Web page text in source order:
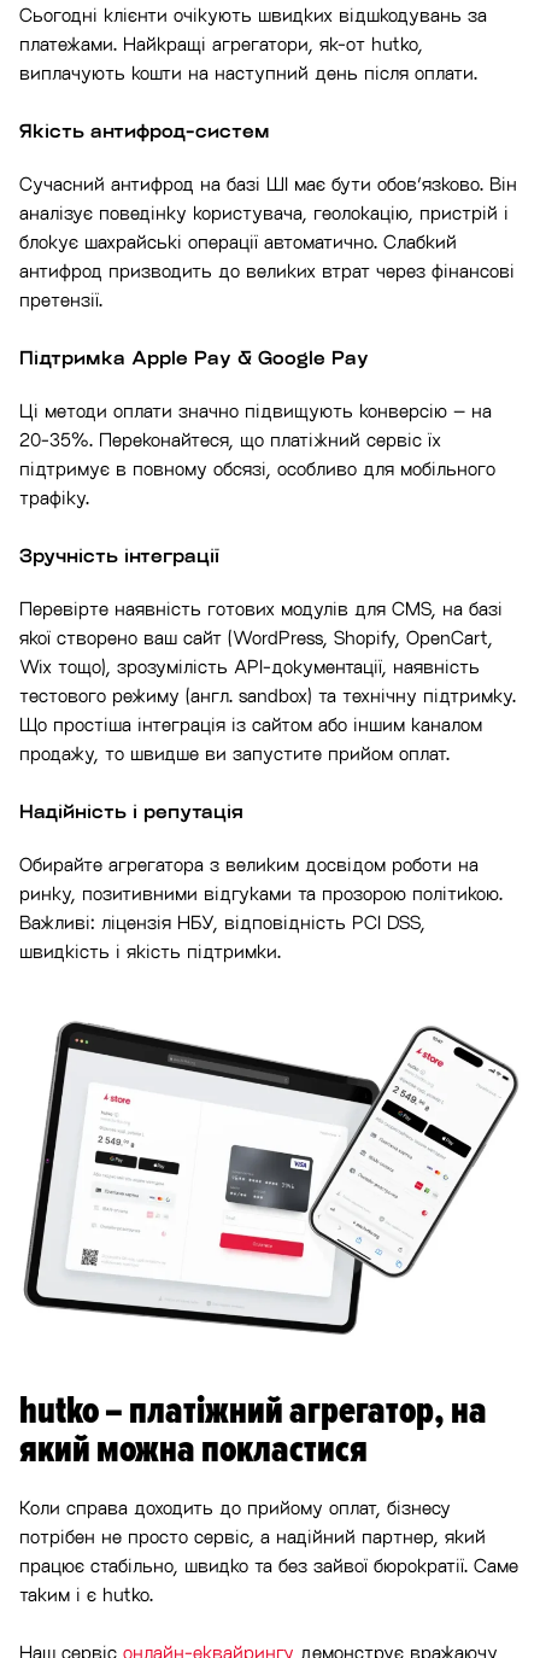
Сьогодні клієнти очікують швидких відшкодувань за
платежами. Найкращі агрегатори, як-от hutko,
виплачують кошти на наступний день після оплати.
Якість антифрод-систем
Сучасний антифрод на базі ШІ має бути обов’язково. Він
аналізує поведінку користувача, геолокацію, пристрій і
блокує шахрайські операції автоматично. Слабкий
антифрод призводить до великих втрат через фінансові
претензії.
Підтримка Apple Pay & Google Pay
Ці методи оплати значно підвищують конверсію – на
20-35%. Переконайтеся, що платіжний сервіс їх
підтримує в повному обсязі, особливо для мобільного
трафіку.
Зручність інтеграції
Перевірте наявність готових модулів для CMS, на базі
якої створено ваш сайт (WordPress, Shopify, OpenCart,
Wix тощо), зрозумілість API-документації, наявність
тестового режиму (англ. sandbox) та технічну підтримку.
Що простіша інтеграція із сайтом або іншим каналом
продажу, то швидше ви запустите прийом оплат.
Надійність і репутація
Обирайте агрегатора з великим досвідом роботи на
ринку, позитивними відгуками та прозорою політикою.
Важливі: ліцензія НБУ, відповідність PCI DSS,
швидкість і якість підтримки.
hutko – платіжний агрегатор, на
який можна покластися
Коли справа доходить до прийому оплат, бізнесу
потрібен не просто сервіс, а надійний партнер, який
працює стабільно, швидко та без зайвої бюрократії. Саме
таким і є hutko.
Наш сервіс онлайн-еквайрингу демонструє вражаючу